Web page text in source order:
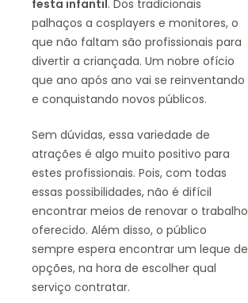
festa infantil. Dos tradicionais
palhaços a cosplayers e monitores, o
que não faltam são profissionais para
divertir a criançada. Um nobre ofício
que ano após ano vai se reinventando
e conquistando novos públicos.
Sem dúvidas, essa variedade de
atrações é algo muito positivo para
estes profissionais. Pois, com todas
essas possibilidades, não é difícil
encontrar meios de renovar o trabalho
oferecido. Além disso, o público
sempre espera encontrar um leque de
opções, na hora de escolher qual
serviço contratar.